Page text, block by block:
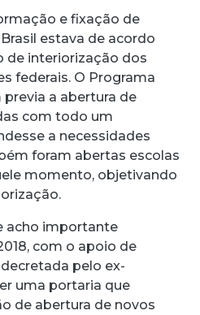
e fixação de
estava de acordo
de interiorização dos
federais. O Programa
a abertura de
com todo um
a necessidades
foram abertas escolas
momento, objetivando
acho importante
com o apoio de
pelo ex-
uma portaria que
de abertura de novos